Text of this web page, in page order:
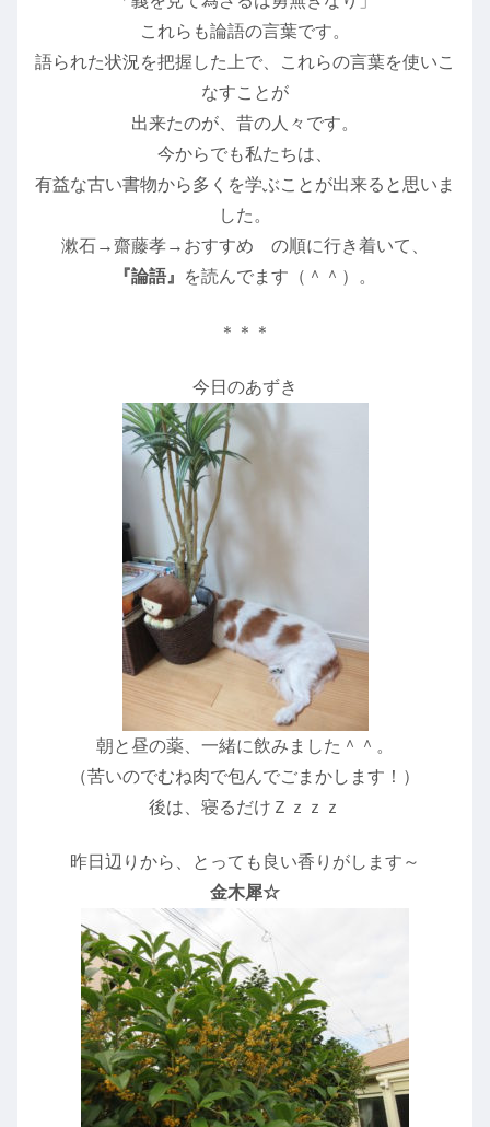
これらも論語の言葉です。
語られた状況を把握した上で、これらの言葉を使いこ
なすことが
出来たのが、昔の人々です。
今からでも私たちは、
有益な古い書物から多くを学ぶことが出来ると思いま
した。
漱石→齋藤孝→おすすめ の順に行き着いて、
『論語』
を読んでます（＾＾）。
＊＊＊
今日のあずき
朝と昼の薬、一緒に飲みました＾＾。
（苦いのでむね肉で包んでごまかします！）
後は、寝るだけＺｚｚｚ
昨日辺りから、とっても良い香りがします～
金木犀☆